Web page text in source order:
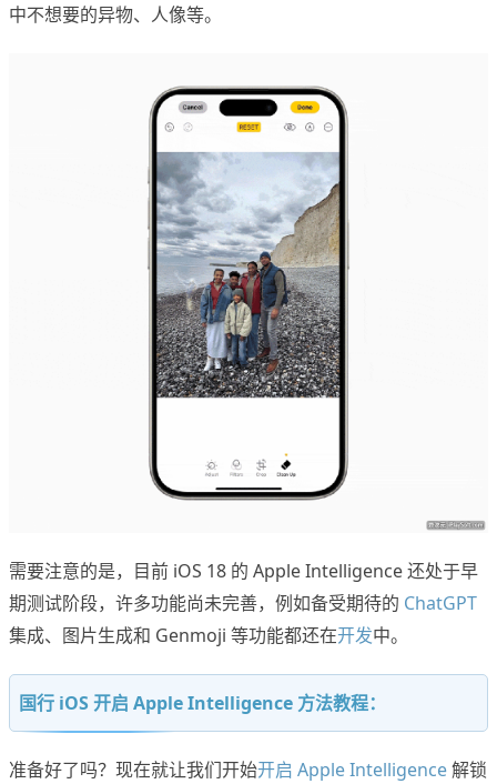
中不想要的异物、人像等。
需要注意的是，目前 iOS 18 的 Apple Intelligence 还处于早
期测试阶段，许多功能尚未完善，例如备受期待的 ChatGPT
集成、图片生成和 Genmoji 等功能都还在开发中。
国行 iOS 开启 Apple Intelligence 方法教程：
准备好了吗？现在就让我们开始开启 Apple Intelligence解锁